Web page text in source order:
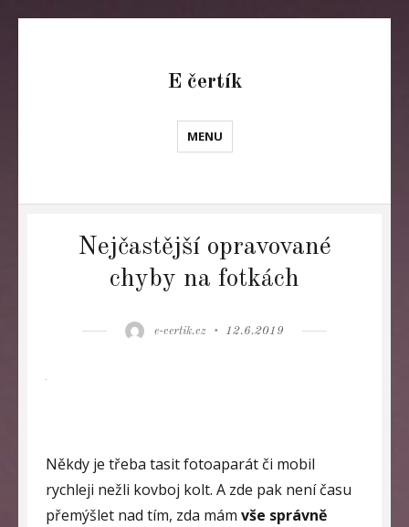
E čertík
MENU
Nejčastější opravované
chyby na fotkách
Author
e-certik.cz
Posted
12.6.2019
Někdy je třeba tasit fotoaparát či mobil
rychleji nežli kovboj kolt. A zde pak není času
přemýšlet nad tím, zda mám vše správně